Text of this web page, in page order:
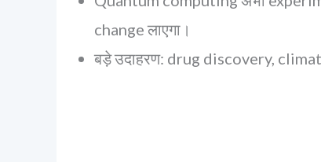
change लाएगा।
बड़े उदाहरण: drug discovery,